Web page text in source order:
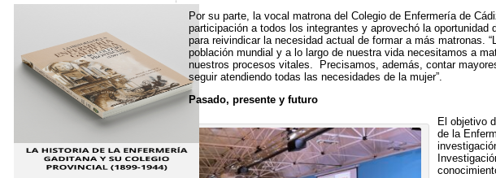
Por su parte, la vocal matrona del Colegio de Enfermería de
participación a todos los integrantes y aprovechó la oportunidad
para reivindicar la necesidad actual de formar a más matronas.
población mundial y a lo largo de nuestra vida necesitamos a
nuestros procesos vitales. Precisamos, además, contar
seguir atendiendo todas las necesidades de la mujer”.
Pasado, presente y futuro
El objetivo
de la